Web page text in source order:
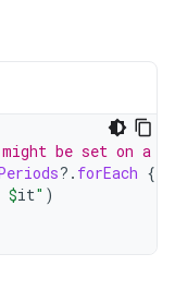
be set on a
?. forEach {
$it" )